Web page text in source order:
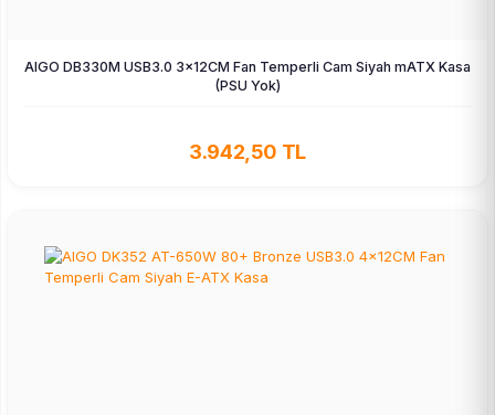
AIGO DB330M USB3.0 3×12CM Fan Temperli Cam Siyah mATX Kasa
(PSU Yok)
3.942,50 TL